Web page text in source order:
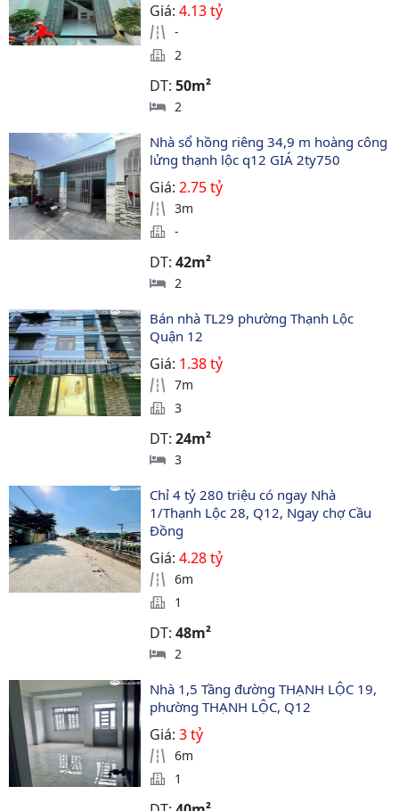
Giá:4.13 tỷ
-
2
DT:50m²
2
Nhà sổ hồng riêng 34,9 m hoàng công
lửng thạnh lộc q12 GIÁ 2ty750
Giá:2.75 tỷ
3m
-
DT:42m²
2
Bán nhà TL29 phường Thạnh Lộc
Quận 12
Giá: 1.38 tỷ
7m
3
DT:24m²
3
Chỉ 4 tỷ 280 triệu có ngay Nhà
1/Thạnh Lộc 28, Q12, Ngay chợ Cầu
Đồng
Giá:4.28 tỷ
6m
1
DT:48m²
2
Nhà 1,5 Tầng đường THẠNH LỘC 19,
phường THẠNH LỘC, Q12
Giá:3 tỷ
6m
1